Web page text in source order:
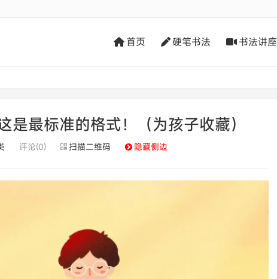
首页 硬笔书法 书法讲座
是最标准的格式！（为孩子收藏）
评论(0) 扫描二维码 隐藏侧边